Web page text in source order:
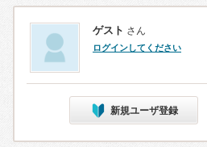
ゲスト さん
ログインしてください
新規ユーザ登録